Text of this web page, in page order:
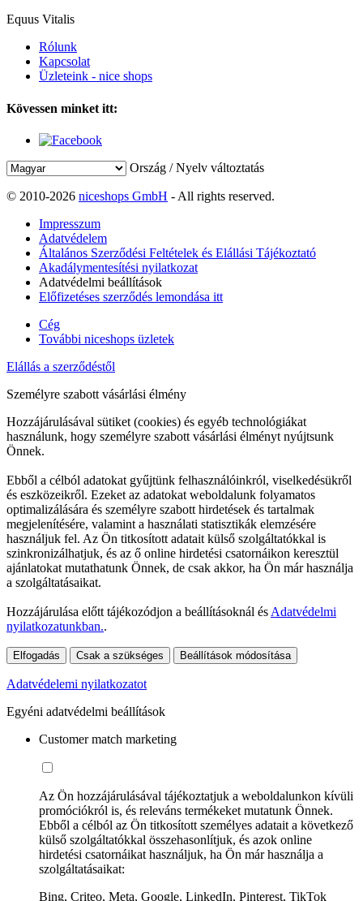
Equus Vitalis
Rólunk
Kapcsolat
Üzleteink - nice shops
Kövessen minket itt:
Ország / Nyelv változtatás
© 2010-2026 niceshops GmbH - All rights reserved.
Impresszum
Adatvédelem
Általános Szerződési Feltételek és Elállási Tájékoztató
Akadálymentesítési nyilatkozat
Adatvédelmi beállítások
Előfizetéses szerződés lemondása itt
Cég
További niceshops üzletek
Elállás a szerződéstől
Személyre szabott vásárlási élmény
Hozzájárulásával sütiket (cookies) és egyéb technológiákat
használunk, hogy személyre szabott vásárlási élményt nyújtsunk
Önnek.
Ebből a célból adatokat gyűjtünk felhasználóinkról, viselkedésükről
és eszközeikről. Ezeket az adatokat weboldalunk folyamatos
optimalizálására és személyre szabott hirdetések és tartalmak
megjelenítésére, valamint a használati statisztikák elemzésére
használjuk fel. Az Ön titkosított adatait külső szolgáltatókkal is
szinkronizálhatjuk, és az ő online hirdetési csatornáikon keresztül
ajánlatokat mutathatunk Önnek, de csak akkor, ha Ön már használja
a szolgáltatásaikat.
Hozzájárulása előtt tájékozódjon a beállításoknál és Adatvédelmi
nyilatkozatunkban..
Elfogadás Csak a szükséges Beállítások módosítása
Adatvédelemi nyilatkozatot
Egyéni adatvédelmi beállítások
Customer match marketing
Az Ön hozzájárulásával tájékoztatjuk a weboldalunkon kívüli
promóciókról is, és releváns termékeket mutatunk Önnek.
Ebből a célból az Ön titkosított személyes adatait a következő
külső szolgáltatókkal összehasonlítjuk, és azok online
hirdetési csatornáikat használjuk, ha Ön már használja a
szolgáltatásaikat:
Bing, Criteo, Meta, Google, LinkedIn, Pinterest, TikTok